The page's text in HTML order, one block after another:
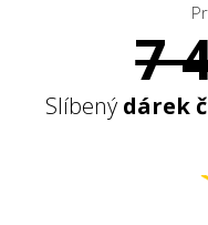
7
Slíbený dárek